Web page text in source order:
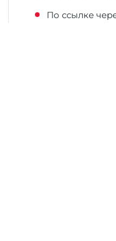
По ссылке